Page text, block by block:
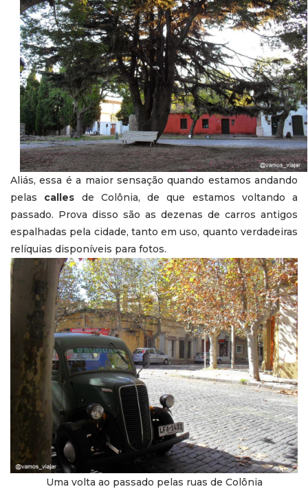
Aliás, essa é a maior sensação quando estamos andando
pelas calles de Colônia, de que estamos voltando a
passado. Prova disso são as dezenas de carros antigos
espalhadas pela cidade, tanto em uso, quanto verdadeiras
relíquias disponíveis para fotos.
Uma volta ao passado pelas ruas de Colônia